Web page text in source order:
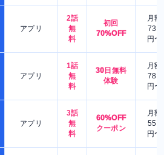
アプリ
2話
無
料
初回
70%OFF
月額
730
円〜
アプリ
1話
無
料
30日無料
体験
月額
780
円〜
アプリ
3話
無
料
60%OFF
クーポン
月額
550
円〜